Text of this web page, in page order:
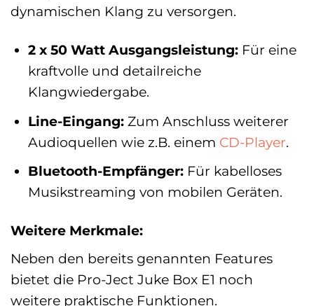
dynamischen Klang zu versorgen.
2 x 50 Watt Ausgangsleistung:Für eine
kraftvolle und detailreiche
Klangwiedergabe.
Line-Eingang:Zum Anschluss weiterer
Audioquellen wie z.B. einem CD-Player.
Bluetooth-Empfänger:Für kabelloses
Musikstreaming von mobilen Geräten.
Weitere Merkmale:
Neben den bereits genannten Features
bietet die Pro-Ject Juke Box E1 noch
weitere praktische Funktionen.